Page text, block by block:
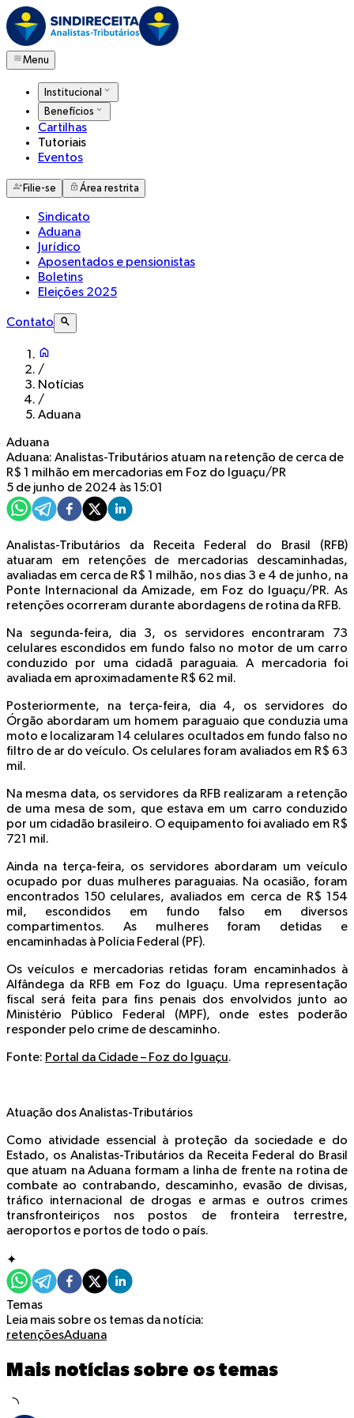
Menu
Institucional
Benefícios
Cartilhas
Tutoriais
Eventos
Filie-se Área restrita
Sindicato
Aduana
Jurídico
Aposentados e pensionistas
Boletins
Eleições 2025
Contato
/
Notícias
/
Aduana
Aduana
Aduana: Analistas-Tributários atuam na retenção de cerca de
R$ 1 milhão em mercadorias em Foz do Iguaçu/PR
5 de junho de 2024 às 15:01
Analistas-Tributários da Receita Federal do Brasil (RFB)
atuaram em retenções de mercadorias descaminhadas,
avaliadas em cerca de R$ 1 milhão, nos dias 3 e 4 de junho, na
Ponte Internacional da Amizade, em Foz do Iguaçu/PR. As
retenções ocorreram durante abordagens de rotina da RFB.
Na segunda-feira, dia 3, os servidores encontraram 73
celulares escondidos em fundo falso no motor de um carro
conduzido por uma cidadã paraguaia. A mercadoria foi
avaliada em aproximadamente R$ 62 mil.
Posteriormente, na terça-feira, dia 4, os servidores do
Órgão abordaram um homem paraguaio que conduzia uma
moto e localizaram 14 celulares ocultados em fundo falso no
filtro de ar do veículo. Os celulares foram avaliados em R$ 63
mil.
Na mesma data, os servidores da RFB realizaram a retenção
de uma mesa de som, que estava em um carro conduzido
por um cidadão brasileiro. O equipamento foi avaliado em R$
721 mil.
Ainda na terça-feira, os servidores abordaram um veículo
ocupado por duas mulheres paraguaias. Na ocasião, foram
encontrados 150 celulares, avaliados em cerca de R$ 154
mil, escondidos em fundo falso em diversos
compartimentos. As mulheres foram detidas e
encaminhadas à Polícia Federal (PF).
Os veículos e mercadorias retidas foram encaminhados à
Alfândega da RFB em Foz do Iguaçu. Uma representação
fiscal será feita para fins penais dos envolvidos junto ao
Ministério Público Federal (MPF), onde estes poderão
responder pelo crime de descaminho.
Fonte: Portal da Cidade – Foz do Iguaçu.
Atuação dos Analistas-Tributários
Como atividade essencial à proteção da sociedade e do
Estado, os Analistas-Tributários da Receita Federal do Brasil
que atuam na Aduana formam a linha de frente na rotina de
combate ao contrabando, descaminho, evasão de divisas,
tráfico internacional de drogas e armas e outros crimes
transfronteiriços nos postos de fronteira terrestre,
aeroportos e portos de todo o país.
✦
Temas
Leia mais sobre os temas da notícia:
retençõesAduana
Mais notícias sobre os temas